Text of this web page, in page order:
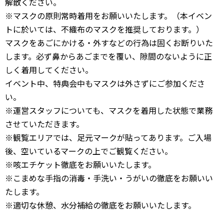
※マスクの原則常時着用をお願いいたします。（本イベン
トに於いては、不織布のマスクを推奨しております。）
マスクをあごにかける・外すなどの行為は固くお断りいた
します。必ず鼻からあごまでを覆い、隙間のないように正
しく着用してください。
イベント中、特典会中もマスクは外さずにご参加くださ
い。
※運営スタッフについても、マスクを着用した状態で業務
させていただきます。
※観覧エリアでは、足元マークが貼ってあります。ご入場
後、空いているマークの上でご観覧ください。
※咳エチケット徹底をお願いいたします。
※こまめな手指の消毒・手洗い・うがいの徹底をお願いい
たします。
※適切な休憩、水分補給の徹底をお願いいたします。